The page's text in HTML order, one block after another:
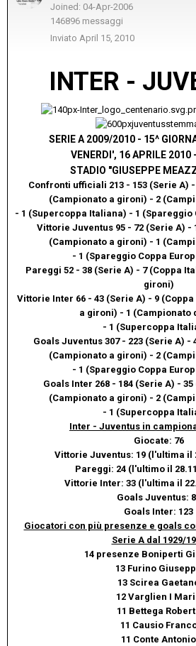
Joined: 04-Apr-2006
146896 messaggi
Inviato April 15, 2010
INTER -
SERIE A 2009/2010 - 15^
VENERDI', 16 APRILE 2010
STADIO "GIUSEPPE
Confronti ufficiali 213 - 153 (Serie A)
(Campionato a gironi) - 2
- 1 (Supercoppa Italiana) - 1 (Spareggio
Vittorie Juventus 95 - 72 (Serie A) -
(Campionato a gironi) - 1
- 1 (Spareggio Coppa
Pareggi 52 - 38 (Serie A) - 7 (Coppa
gironi)
Vittorie Inter 66 - 43 (Serie A) - 9
a gironi) - 1 (Campionato
- 1 (Supercoppa
Goals Juventus 307 - 223 (Serie A) -
(Campionato a gironi) - 2
- 1 (Spareggio Coppa
Goals Inter 268 - 184 (Serie A) -
(Campionato a gironi) - 2
- 1 (Supercoppa
Inter - Juventus in
Giocate: 76
Vittorie Juventus: 19 (l'ultima il
Pareggi: 24 (l'ultimo il
Vittorie Inter: 33 (l'ultima il
Goals Juventus:
Goals Inter: 123
Giocatori con più presenze e goals
Serie A dal 1929/
14 presenze Boniperti
13 Furino
13 Scirea
12 Varglien I
11 Bettega
11 Causio
11 Conte Antonio